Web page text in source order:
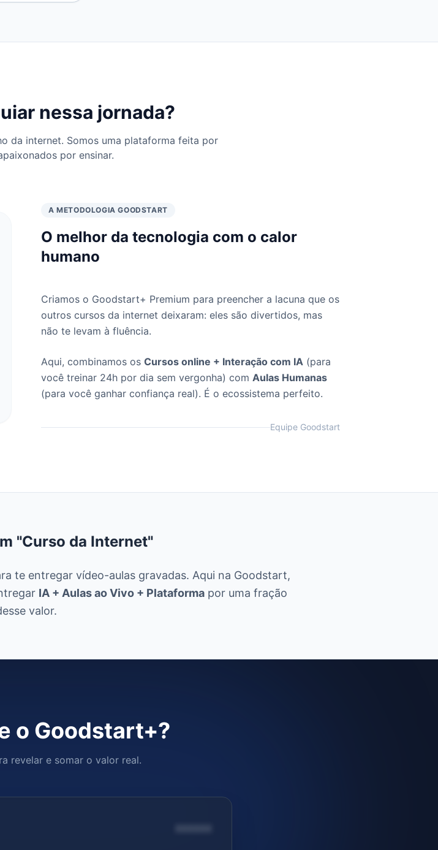
nessa jornada?
da internet. Somos uma plataforma feita por
por ensinar.
A METODOLOGIA GOODSTART
O melhor da tecnologia com o calor
humano
Criamos o Goodstart+ Premium para preencher a lacuna que os
outros cursos da internet deixaram: eles são divertidos, mas
não te levam à fluência.
Aqui, combinamos os Cursos online + Interação com IA (para
você treinar 24h por dia sem vergonha) com Aulas Humanas
(para você ganhar confiança real). É o ecossistema perfeito.
Equipe Goodstart
"Curso da Internet"
te entregar vídeo-aulas gravadas. Aqui na Goodstart,
IA + Aulas ao Vivo + Plataformapor uma fração
valor.
o Goodstart+?
revelar e somar o valor real.